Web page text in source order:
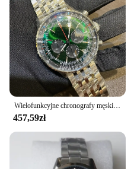
Wielofunkcyjne chronografy męskie zegarki mechanizm automatyczny mechaniczne zegarki na rękę kalendarz moda biznesowy zegarek męski na co dzień
457,59zł